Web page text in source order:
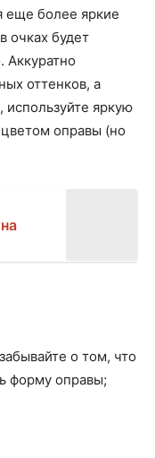
еще более яркие
очках будет
Аккуратно
оттенков, а
используйте яркую
оправы (но
о том, что
форму оправы;